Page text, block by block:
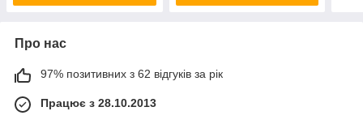
Про нас
97% позитивних з 62 відгуків за рік
Працює з 28.10.2013